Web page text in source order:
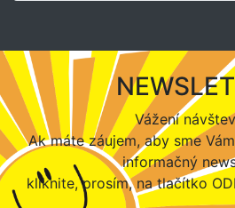
Vážení
Ak máte záujem, aby sme
informačný
kliknite, prosím, na tlačítko